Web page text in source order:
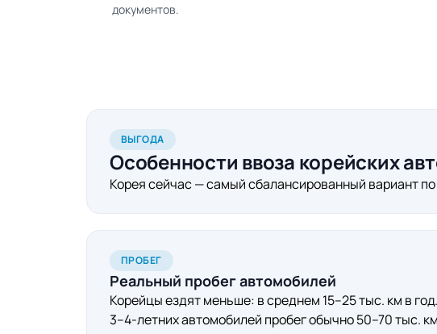
документов.
ВЫГОДА
Особенности ввоза корейских
Корея сейчас — самый сбалансированный вариант
ПРОБЕГ
Реальный пробег автомобилей
Корейцы ездят меньше: в среднем 15–25 тыс. км в
3–4-летних автомобилей пробег обычно 50–70 тыс.